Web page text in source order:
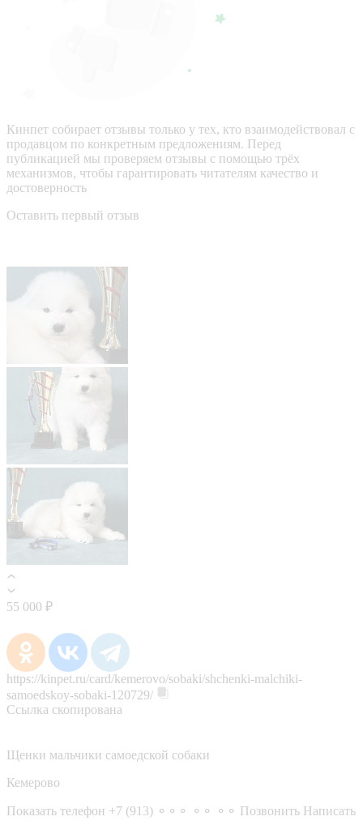
Кинпет собирает отзывы только у тех, кто взаимодействовал с
продавцом по конкретным предложениям. Перед
публикацией мы проверяем отзывы с помощью трёх
механизмов, чтобы гарантировать читателям качество и
достоверность
Оставить первый отзыв
55 000 ₽
https://kinpet.ru/card/kemerovo/sobaki/shchenki-malchiki-
samoedskoy-sobaki-120729/
Ссылка скопирована
Щенки мальчики самоедской собаки
Кемерово
Показать телефон +7 (913) ⚬⚬⚬ ⚬⚬ ⚬⚬ Позвонить Написать